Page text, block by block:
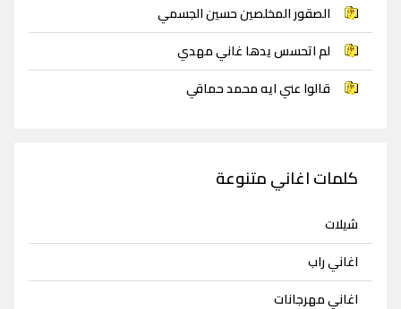
الصقور المخلصين حسين الجسمي
لم اتحسس يدها غاني مهدي
قالوا عني ايه محمد حماقي
كلمات اغاني متنوعة
شيلات
اغاني راب
اغاني مهرجانات